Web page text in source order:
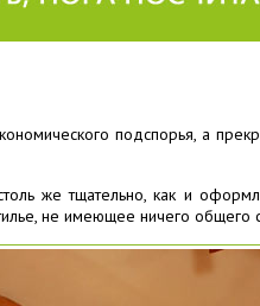
подспорья, а
же тщательно, как и
не имеющее ничего общего